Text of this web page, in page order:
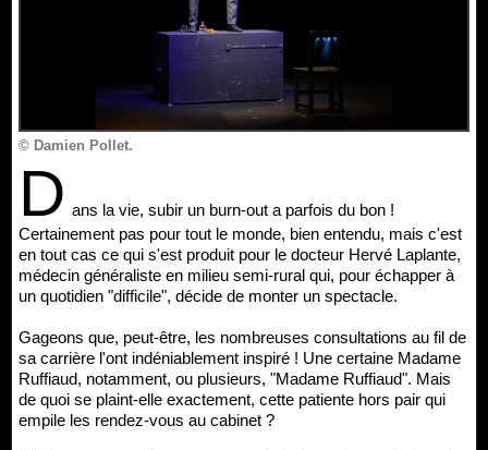
© Damien Pollet.
D ans la vie, subir un burn-out a parfois du bon !
Certainement pas pour tout le monde, bien entendu, mais c'est
en tout cas ce qui s'est produit pour le docteur Hervé Laplante,
médecin généraliste en milieu semi-rural qui, pour échapper à
un quotidien "difficile", décide de monter un spectacle.
Gageons que, peut-être, les nombreuses consultations au fil de
sa carrière l'ont indéniablement inspiré ! Une certaine Madame
Ruffiaud, notamment, ou plusieurs, "Madame Ruffiaud". Mais
de quoi se plaint-elle exactement, cette patiente hors pair qui
empile les rendez-vous au cabinet ?